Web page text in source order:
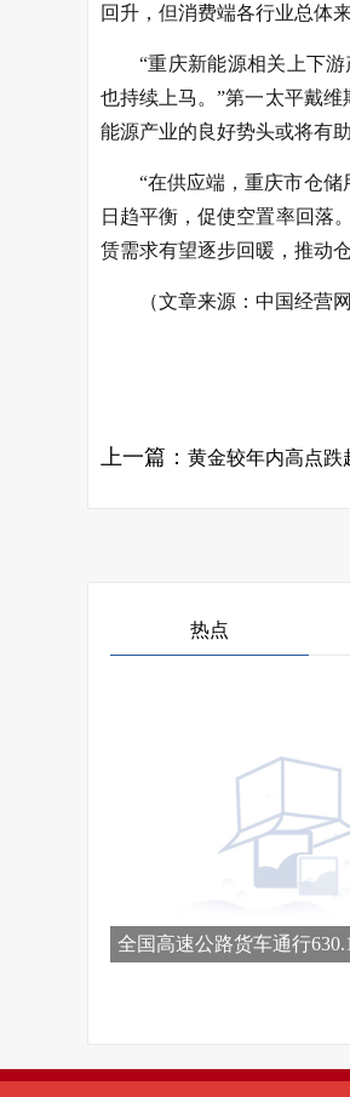
回升，但消费端各行业总体
“重庆新能源相关上下
也持续上马。”第一太平戴
能源产业的良好势头或将有
“在供应端，重庆市仓
日趋平衡，促使空置率回落
赁需求有望逐步回暖，推动
（文章来源：中国经营网
上一篇： 黄金较年内高点跌超
热点
全国高速公路货车通行